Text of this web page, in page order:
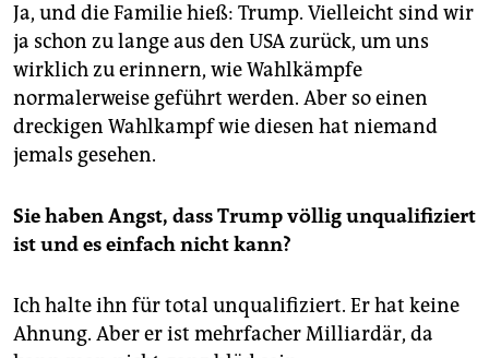
Ja, und die Familie hieß: Trump. Vielleicht sind wir
ja schon zu lange aus den USA zurück, um uns
wirklich zu erinnern, wie Wahlkämpfe
normalerweise geführt werden. Aber so einen
dreckigen Wahlkampf wie diesen hat niemand
jemals gesehen.
Sie haben Angst, dass Trump völlig unqualifiziert
ist und es einfach nicht kann?
Ich halte ihn für total unqualifiziert. Er hat keine
Ahnung. Aber er ist mehrfacher Milliardär, da